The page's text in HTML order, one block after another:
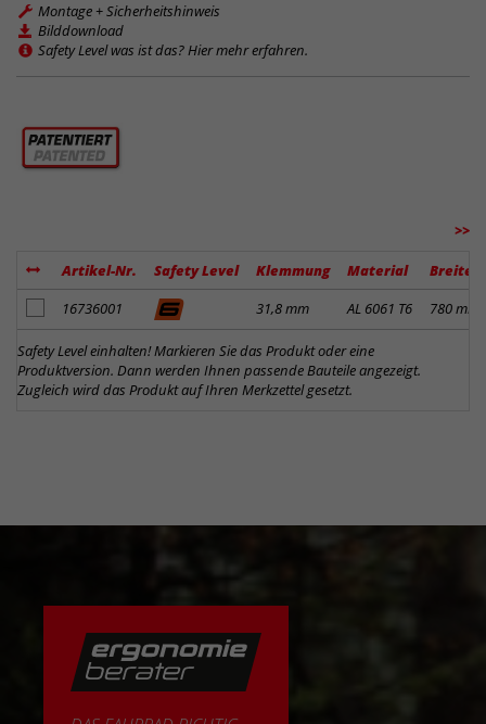
Montage + Sicherheitshinweis
Bilddownload
Safety Level was ist das? Hier mehr erfahren.
>>
Artikel-Nr. Safety Level Klemmung Material
Breite
Artikel zum Merkzettel hinzufügen
16736001 31,8 mm AL 6061 T6 780 mm
Safety Level einhalten! Markieren Sie das Produkt oder eine
Produktversion. Dann werden Ihnen passende Bauteile angezeigt.
Zugleich wird das Produkt auf Ihren Merkzettel gesetzt.